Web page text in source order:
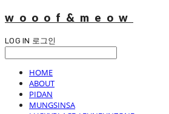
wooof&meow
LOG IN 로그인
HOME
ABOUT
PIDAN
MUNGSINSA